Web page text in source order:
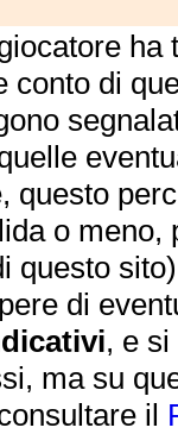
conto di
questo
o
questo
di
, e
ma su
il